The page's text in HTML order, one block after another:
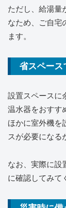
ただし、給湯量
なため、ご自宅
ます。
省スペース
設置スペースに
温水器をおすす
ほかに室外機を
スが必要になる
なお、実際に設
に確認してみて